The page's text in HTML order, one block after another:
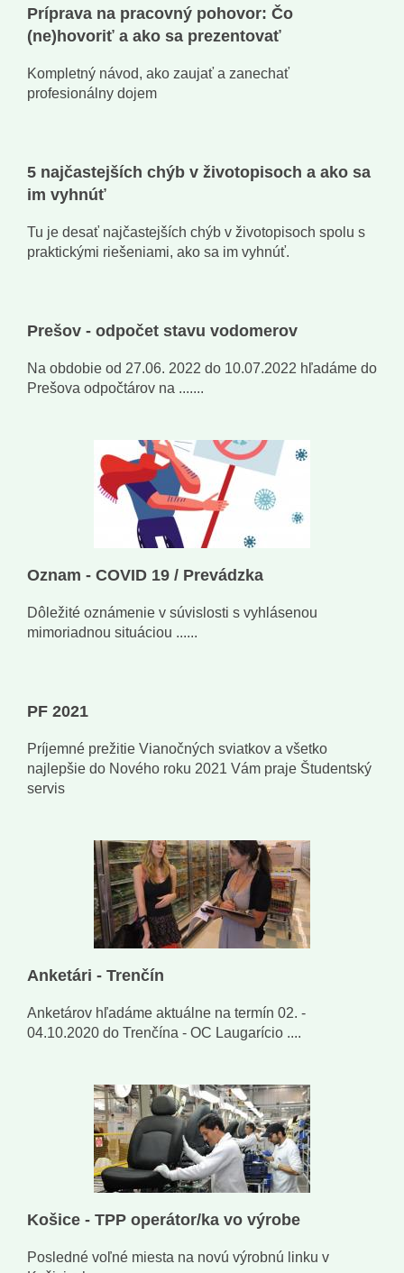
Príprava na pracovný pohovor: Čo
(ne)hovoriť a ako sa prezentovať
Kompletný návod, ako zaujať a zanechať
profesionálny dojem
5 najčastejších chýb v životopisoch a ako sa
im vyhnúť
Tu je desať najčastejších chýb v životopisoch spolu s
praktickými riešeniami, ako sa im vyhnúť.
Prešov - odpočet stavu vodomerov
Na obdobie od 27.06. 2022 do 10.07.2022 hľadáme do
Prešova odpočtárov na .......
Oznam - COVID 19 / Prevádzka
Dôležité oznámenie v súvislosti s vyhlásenou
mimoriadnou situáciou ......
PF 2021
Príjemné prežitie Vianočných sviatkov a všetko
najlepšie do Nového roku 2021 Vám praje Študentský
servis
Anketári - Trenčín
Anketárov hľadáme aktuálne na termín 02. -
04.10.2020 do Trenčína - OC Laugarício ....
Košice - TPP operátor/ka vo výrobe
Posledné voľné miesta na novú výrobnú linku v